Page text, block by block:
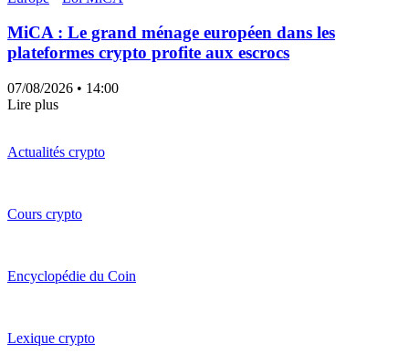
MiCA : Le grand ménage européen dans les
plateformes crypto profite aux escrocs
07/08/2026 • 14:00
Lire plus
Actualités crypto
Cours crypto
Encyclopédie du Coin
Lexique crypto